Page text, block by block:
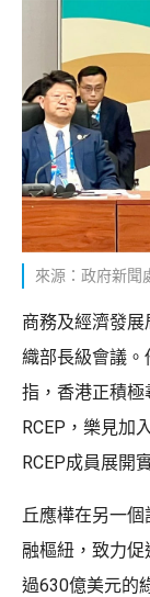
來源：政府新聞
商務及經濟發
織部長級會議
指，香港正積極
RCEP，樂見加
RCEP成員展開
丘應樺在另一
融樞紐，致力
過630億美元的